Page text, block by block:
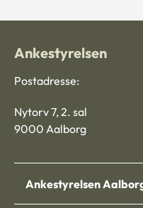
Ankestyrelsen
Postadresse:
Nytorv 7, 2. sal
9000 Aalborg
Ankestyrelsen